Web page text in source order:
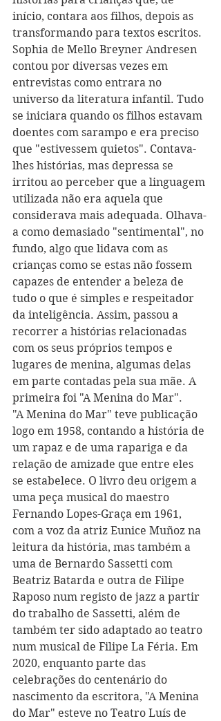
início, contara aos filhos, depois as
transformando para textos escritos.
Sophia de Mello Breyner Andresen
contou por diversas vezes em
entrevistas como entrara no
universo da literatura infantil. Tudo
se iniciara quando os filhos estavam
doentes com sarampo e era preciso
que "estivessem quietos". Contava-
lhes histórias, mas depressa se
irritou ao perceber que a linguagem
utilizada não era aquela que
considerava mais adequada. Olhava-
a como demasiado "sentimental", no
fundo, algo que lidava com as
crianças como se estas não fossem
capazes de entender a beleza de
tudo o que é simples e respeitador
da inteligência. Assim, passou a
recorrer a histórias relacionadas
com os seus próprios tempos e
lugares de menina, algumas delas
em parte contadas pela sua mãe. A
primeira foi "A Menina do Mar".
"A Menina do Mar" teve publicação
logo em 1958, contando a história de
um rapaz e de uma rapariga e da
relação de amizade que entre eles
se estabelece. O livro deu origem a
uma peça musical do maestro
Fernando Lopes-Graça em 1961,
com a voz da atriz Eunice Muñoz na
leitura da história, mas também a
uma de Bernardo Sassetti com
Beatriz Batarda e outra de Filipe
Raposo num registo de jazz a partir
do trabalho de Sassetti, além de
também ter sido adaptado ao teatro
num musical de Filipe La Féria. Em
2020, enquanto parte das
celebrações do centenário do
nascimento da escritora, "A Menina
do Mar" esteve no Teatro Luís de